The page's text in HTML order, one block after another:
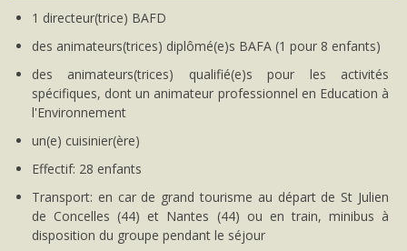
1 directeur(trice) BAFD
des animateurs(trices) diplômé(e)s BAFA (1 pour 8 enfants)
des animateurs(trices) qualifié(e)s pour les activités
spécifiques, dont un animateur professionnel en Education à
l'Environnement
un(e) cuisinier(ère)
Effectif: 28 enfants
Transport: en car de grand tourisme au départ de St Julien
de Concelles (44) et Nantes (44) ou en train, minibus à
disposition du groupe pendant le séjour